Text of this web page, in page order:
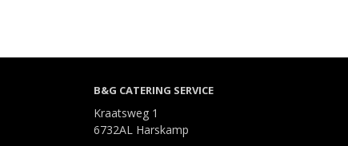
B&G CATERING SERVICE
Kraatsweg 1
6732AL Harskamp